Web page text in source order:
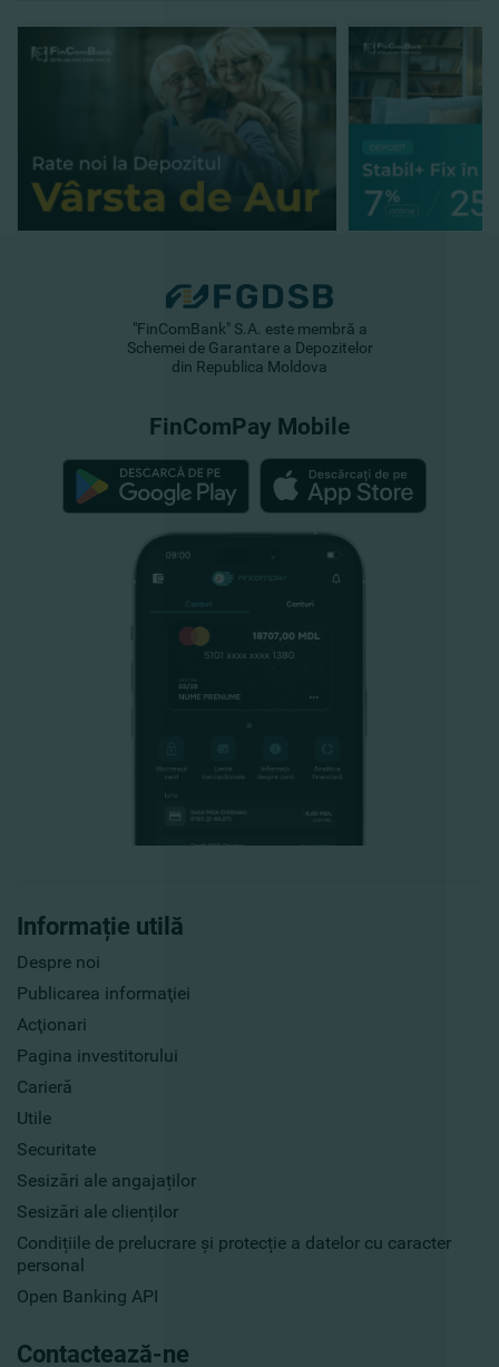
Informație utilă
Despre noi
Publicarea informaţiei
Acţionari
Pagina investitorului
Carieră
Utile
Securitate
Sesizări ale angajaților
Sesizări ale clienților
Condițiile de prelucrare și protecție a datelor cu caracter
personal
Open Banking API
Contactează-ne
"FinComBank" S.A. este membră a
Schemei de Garantare a Depozitelor
din Republica Moldova
FinComPay Mobile